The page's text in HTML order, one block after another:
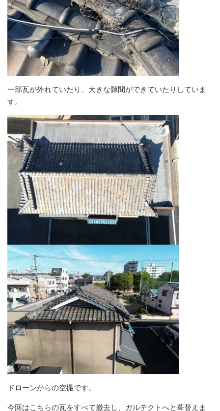
一部瓦が外れていたり、大きな隙間ができていたりしていま
す。
ドローンからの空撮です。
今回はこちらの瓦をすべて撤去し、ガルテクトへと葺替えま